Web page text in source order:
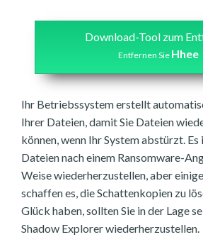
Download-Tool zum
Entfernen Sie Hhee
Ihr Betriebssystem erstellt
Ihrer Dateien, damit Sie Dateien
können, wenn Ihr System abstürzt.
Dateien nach einem Ransomware-
Weise wiederherzustellen, aber
schaffen es, die Schattenkopien zu
Glück haben, sollten Sie in der Lage
Shadow Explorer wiederherzustellen.